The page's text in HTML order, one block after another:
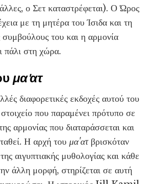
ο Σετ καταστρέφεται). Ο Ώρος
με τη μητέρα του Ίσιδα και τη
του και η αρμονία
πάλι στη χώρα.
μα'ατ
διαφορετικές εκδοχές αυτού του
που παραμένει πρότυπο σε
αρμονίας που διαταράσσεται και
Η αρχή του μα'ατ βρισκόταν
αιγυπτιακής μυθολογίας και κάθε
άλλη μορφή, στηρίζεται σε αυτή